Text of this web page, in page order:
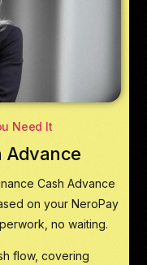
Need It
Advance
Cash Advance
on your NeroPay
no waiting.
flow, covering